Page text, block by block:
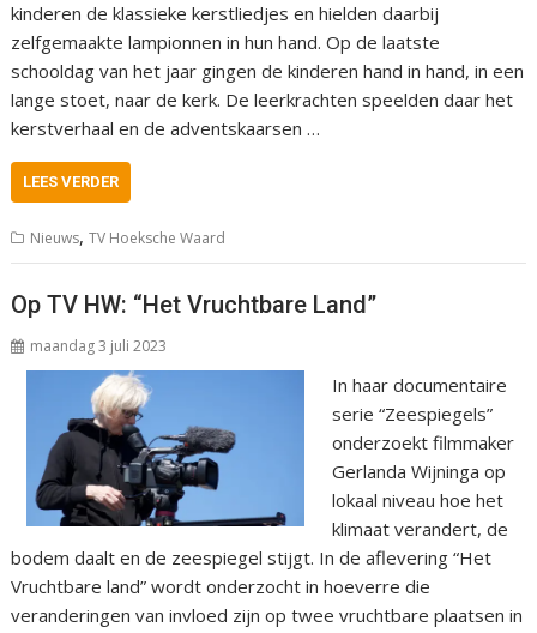
kinderen de klassieke kerstliedjes en hielden daarbij
zelfgemaakte lampionnen in hun hand. Op de laatste
schooldag van het jaar gingen de kinderen hand in hand, in een
lange stoet, naar de kerk. De leerkrachten speelden daar het
kerstverhaal en de adventskaarsen …
LEES VERDER
Nieuws,TV Hoeksche Waard
Op TV HW: “Het Vruchtbare Land”
maandag 3 juli 2023
In haar documentaire
serie “Zeespiegels”
onderzoekt filmmaker
Gerlanda Wijninga op
lokaal niveau hoe het
klimaat verandert, de
bodem daalt en de zeespiegel stijgt. In de aflevering “Het
Vruchtbare land” wordt onderzocht in hoeverre die
veranderingen van invloed zijn op twee vruchtbare plaatsen in